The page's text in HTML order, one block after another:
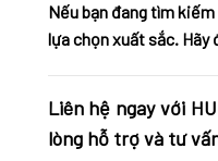
Nếu bạn đang tìm
lựa chọn xuất sắc. Hãy
Liên hệ ngay với
lòng hỗ trợ và tư